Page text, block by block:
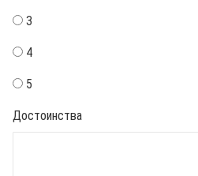
3
4
5
Достоинства